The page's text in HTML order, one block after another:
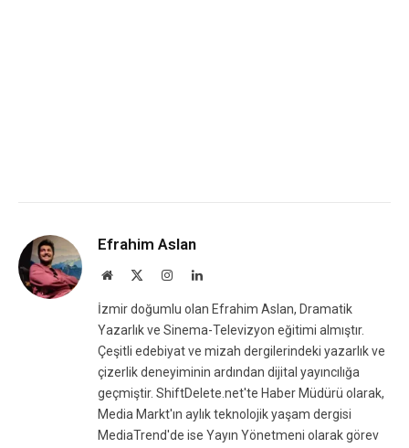
Efrahim Aslan
Website InstagramLinkedIn
İzmir doğumlu olan Efrahim Aslan, Dramatik
Yazarlık ve Sinema-Televizyon eğitimi almıştır.
Çeşitli edebiyat ve mizah dergilerindeki yazarlık ve
çizerlik deneyiminin ardından dijital yayıncılığa
geçmiştir. ShiftDelete.net'te Haber Müdürü olarak,
Media Markt'ın aylık teknolojik yaşam dergisi
MediaTrend'de ise Yayın Yönetmeni olarak görev